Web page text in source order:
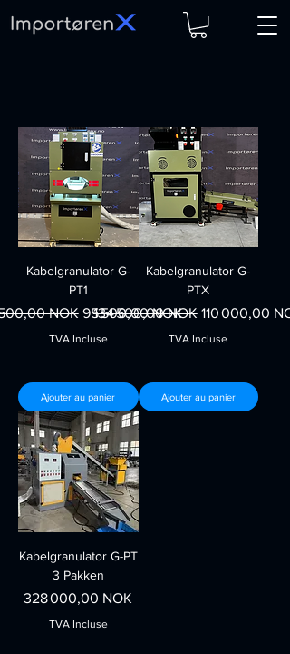
Kabelgranulator G-
PT1
NOK Prix promotionnel
95 500,00 NOK
TVA Incluse
Ajouter au panier
Kabelgranulator G-
PTX
Prix original
134 500,00 NOK Prix
110 000,00
TVA Incluse
Ajouter au panier
Kabelgranulator G-PT
3 Pakken
Prix
328 000,00 NOK
TVA Incluse